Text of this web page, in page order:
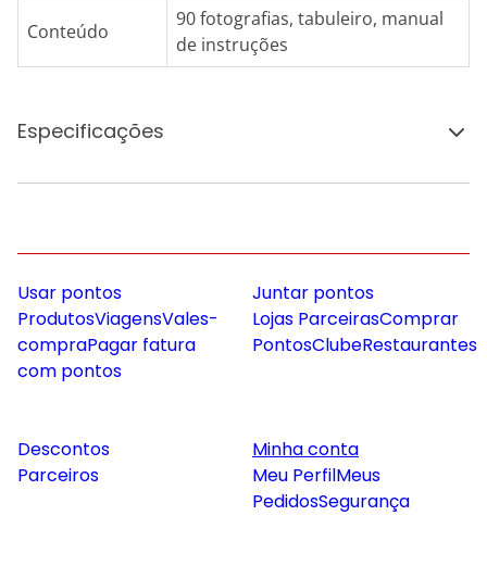
Conteúdo
90 fotografias, tabuleiro, manual
de instruções
Especificações
Usar pontos
ProdutosViagensVales-
compraPagar fatura
com pontos
Juntar pontos
Lojas ParceirasComprar
PontosClubeRestaurantes
Descontos
Parceiros
Minha conta
Meu PerfilMeus
PedidosSegurança